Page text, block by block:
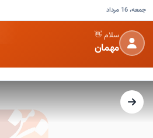
جمعه، 16 مرداد
سلام 👋
مهمان